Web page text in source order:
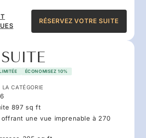
RÉSERVEZ VOTRE SUITE
ÉCONOMISEZ 10%
CATÉGORIE
897 sq ft
une vue imprenable à 270